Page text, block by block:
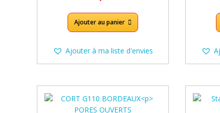
Ajouter au panier
Ajouter à ma liste d'envies